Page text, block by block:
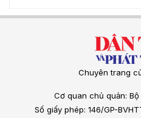
Chuyên trang
Cơ quan chủ quản:
Số giấy phép: 146/GP-